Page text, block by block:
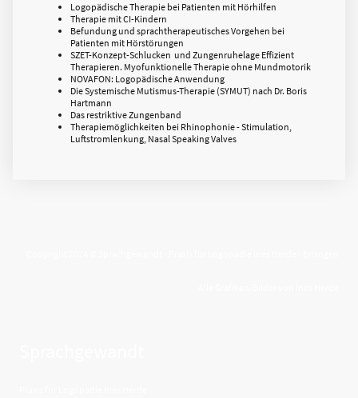
Logopädische Therapie bei Patienten mit Hörhilfen
Therapie mit CI-Kindern
Befundung und sprachtherapeutisches Vorgehen bei
Patienten mit Hörstörungen
SZET-Konzept-Schlucken und Zungenruhelage Effizient
Therapieren. Myofunktionelle Therapie ohne Mundmotorik
NOVAFON: Logopädische Anwendung
Die Systemische Mutismus-Therapie (SYMUT) nach Dr. Boris
Hartmann
Das restriktive Zungenband
Therapiemöglichkeiten bei Rhinophonie - Stimulation,
Luftstromlenkung, Nasal Speaking Valves